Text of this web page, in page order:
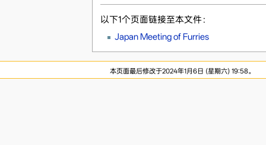
以下1个页面链接至本文件：
Japan Meeting of Furries
本页面最后修改于2024年1月6日 (星期六) 19:58。